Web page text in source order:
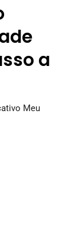
a
Meu